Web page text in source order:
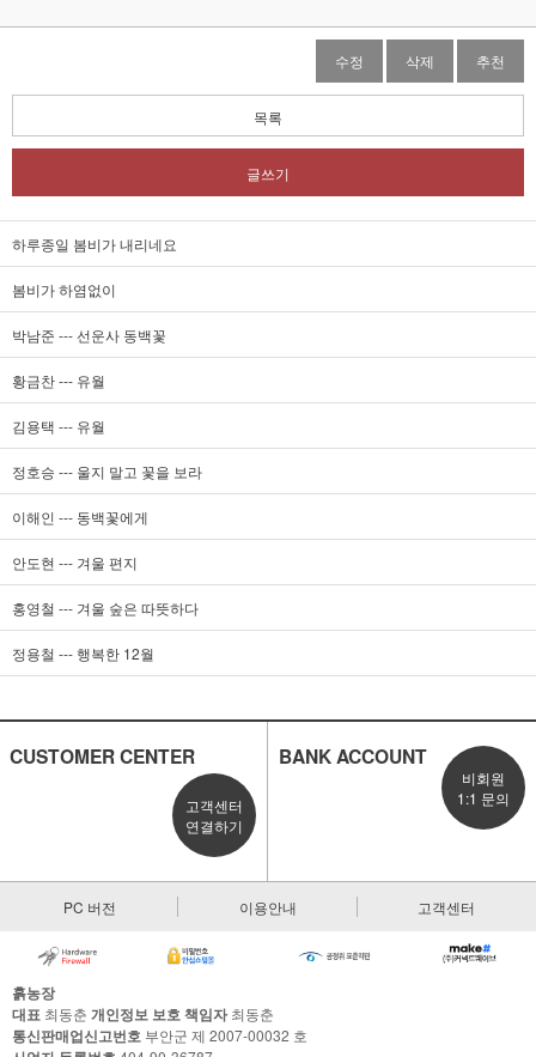
수정 삭제 추천
목록
글쓰기
하루종일 봄비가 내리네요
봄비가 하염없이
박남준 --- 선운사 동백꽃
황금찬 --- 유월
김용택 --- 유월
정호승 --- 울지 말고 꽃을 보라
이해인 --- 동백꽃에게
안도현 --- 겨울 편지
홍영철 --- 겨울 숲은 따뜻하다
정용철 --- 행복한 12월
CUSTOMER CENTER
고객센터
연결하기
BANK ACCOUNT
비회원
1:1 문의
PC 버전 이용안내 고객센터
흙농장
대표 최동춘 개인정보 보호 책임자최동춘
통신판매업신고번호 부안군 제 2007-00032 호